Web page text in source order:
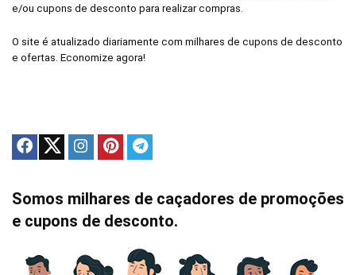
e/ou cupons de desconto para realizar compras.
O site é atualizado diariamente com milhares de cupons de desconto
e ofertas. Economize agora!
Somos milhares de caçadores de promoções
e cupons de desconto.